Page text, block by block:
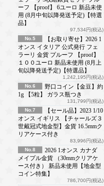
ーフ 【proof】 6ユーロ 新品未使
用 (8月中旬以降発送予定)【特選
品】
97,534円(税込)
No.5
【お取り寄せ】2026 1
オンス イタリア 公式発行 フェ
ラーリ 金貨 プルーフ 【proof】
１００ユーロ 新品未使用 (8月上
旬以降発送予定)【特選品】
1,242,195円(税込)
No.6
野口コイン【金豆】約
1g 【5粒】 ガラス瓶つき
131,799円(税込)
No.7
【セール品】2023 1/10
オンス イギリス 【チャールズ３
世戴冠式地金型】金貨 16.5mmク
リアケース付き
83,996円(税込)
No.8
2026 1オンス カナダ
メイプル金貨 （30mmクリアケ
ース付き） 新品未使用【地金型
コイン特集】
786,700円(税込)